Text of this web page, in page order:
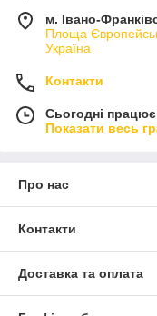
м. Івано-
Площа
Україна
Контакти
Сьогодні
Показати весь
Про нас
Контакти
Доставка та оплата